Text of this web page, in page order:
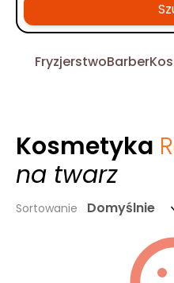
FryzjerstwoBarber
Kosmetyka
na twarz
Sortowanie Domyślnie